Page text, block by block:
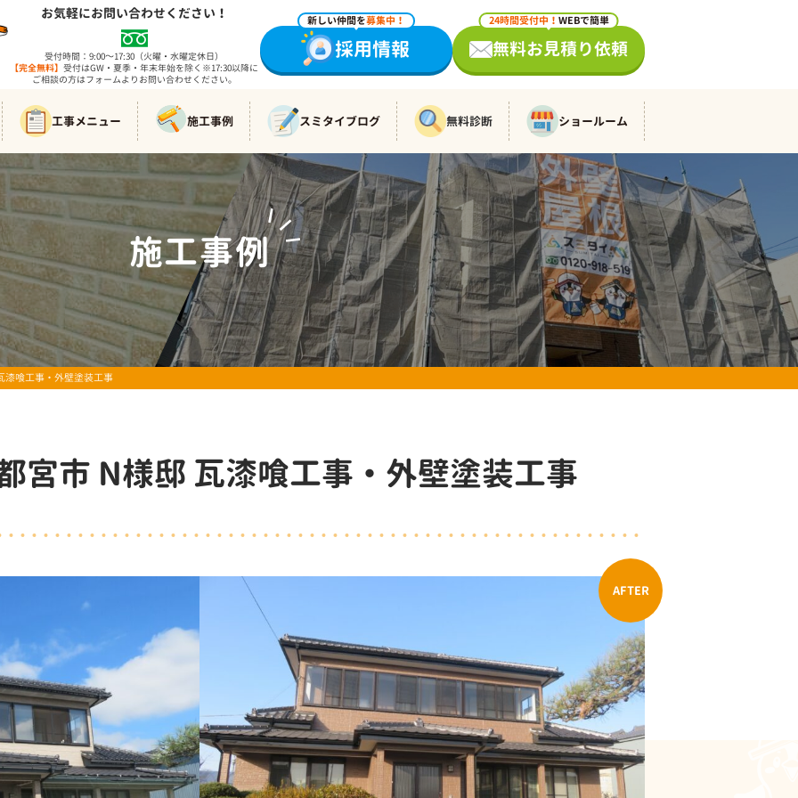
お気軽にお問い合わせください！
受付時間：9:00～17:30（火曜・水曜定休日）
【完全無料】 受付はGW・夏季・年末年始を除く※17:30以降に
ご相談の方はフォームよりお問い合わせください。
新しい仲間を募集中！
採用情報
24時間受付中！ WEBで簡単
無料お見積り依頼
工事メニュー 施工事例 スミタイブログ 無料診断 ショールーム
施工事例
WORKS
漆喰工事・外壁塗装工事
宮市 N様邸 瓦漆喰工事・外壁塗装工事